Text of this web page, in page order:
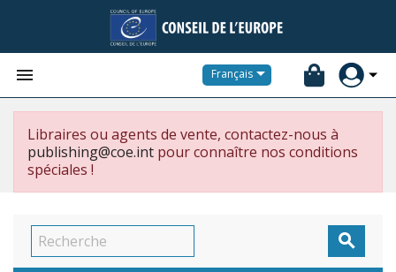
 Français
Libraires ou agents de vente, contactez-nous à
publishing@coe.int pour connaître nos conditions
spéciales !
